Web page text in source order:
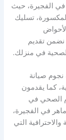
الفجيرة، حيث
تسليك
نضمن تقديم
في منزلك.
صيانة
كما يقدمون
الصحي في
في الفجيرة،
التي